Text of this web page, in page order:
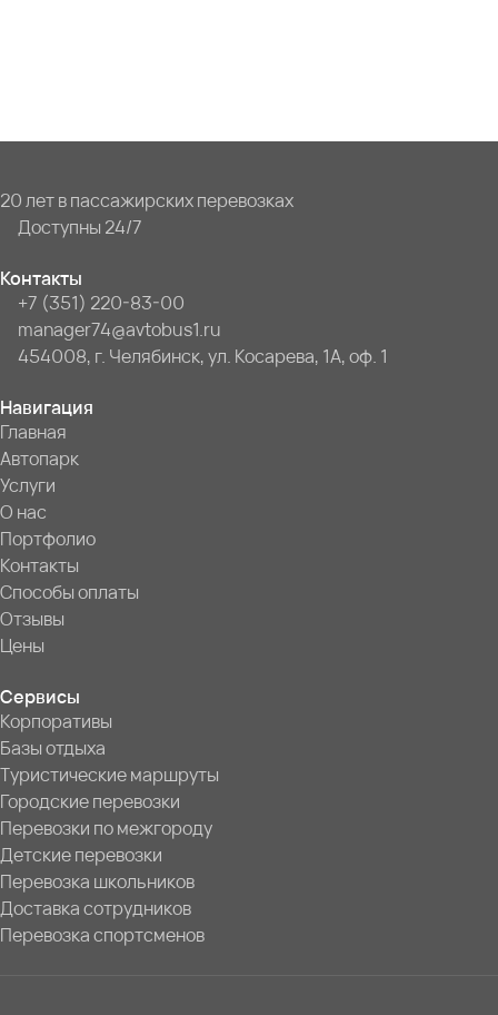
20 лет в пассажирских перевозках
Доступны 24/7
Контакты
+7 (351) 220-83-00
manager74@avtobus1.ru
454008, г. Челябинск, ул. Косарева, 1А, оф. 1
Навигация
Главная
Автопарк
Услуги
О нас
Портфолио
Контакты
Способы оплаты
Отзывы
Цены
Сервисы
Корпоративы
Базы отдыха
Туристические маршруты
Городские перевозки
Перевозки по межгороду
Детские перевозки
Перевозка школьников
Доставка сотрудников
Перевозка спортсменов